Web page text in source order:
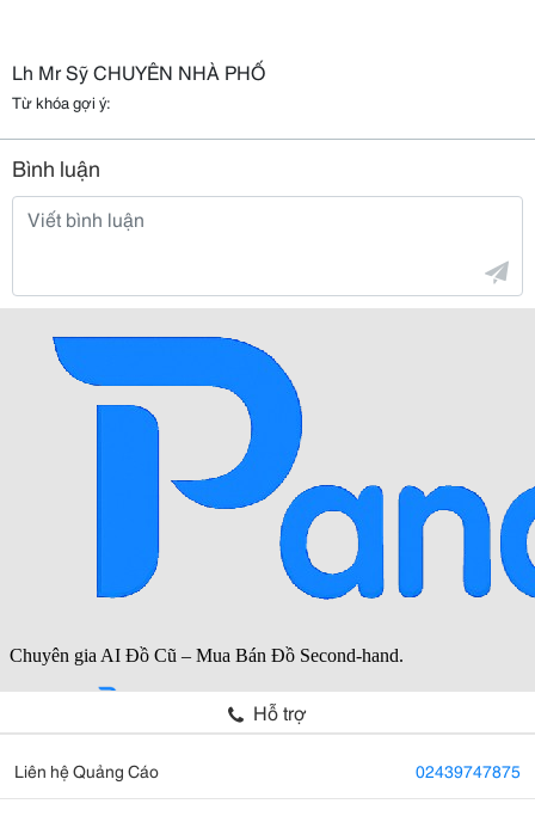
Lh Mr Sỹ CHUYÊN NHÀ PHỐ
Từ khóa gợi ý:
Bình luận
Hỗ trợ
Liên hệ Quảng Cáo 02439747875